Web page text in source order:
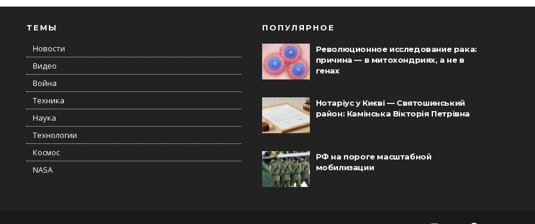
ТЕМЫ
Новости
Видео
Война
Техника
Наука
Технологии
Космос
NASA
ПОПУЛЯРНОЕ
Революционное исследование рака:
причина — в митохондриях, а не в
генах
Нотаріус у Києві — Святошинський
район: Камінська Вікторія Петрівна
РФ на пороге масштабной
мобилизации